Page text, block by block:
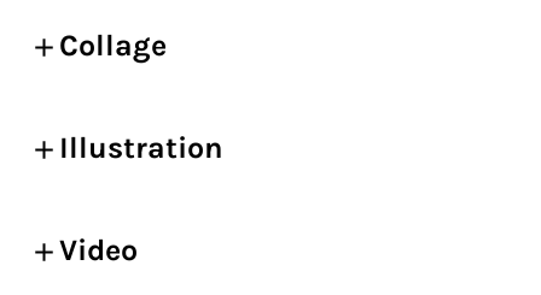
Collage
Illustration
Video